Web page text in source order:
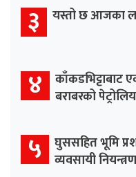
३ यस्तो छ आजका
४ काँकडभिट्टाबाट
बराबरको
५ घुससहित भूमि
व्यवसायी